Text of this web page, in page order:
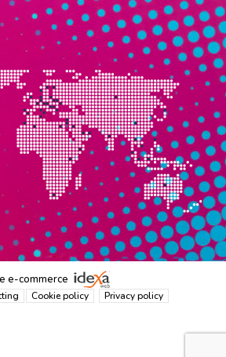
e-commerce
Cookie policy Privacy policy